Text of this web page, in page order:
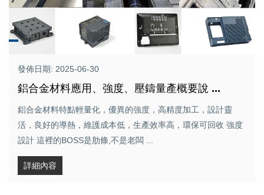
發佈日期: 2025-06-30
鋁合金材料應用、強度、壓鑄量產概要說 ...
鋁合金材料特點輕量化，優異的強度，高精度加工，設計靈
活，良好的導熱，維護成本低，生產效率高，環保可回收 強度
設計 這裡的BOSS是肋條,不是老闆 ...
詳細內容